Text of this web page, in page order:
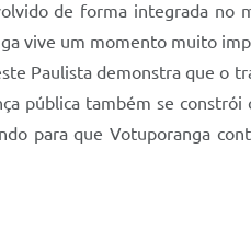
de forma integrada no
vive um momento muito
Paulista demonstra que o
pública também se constrói
para que Votuporanga